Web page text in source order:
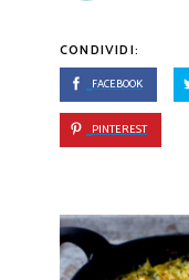
CONDIVIDI:
FACEBOOK
PINTEREST